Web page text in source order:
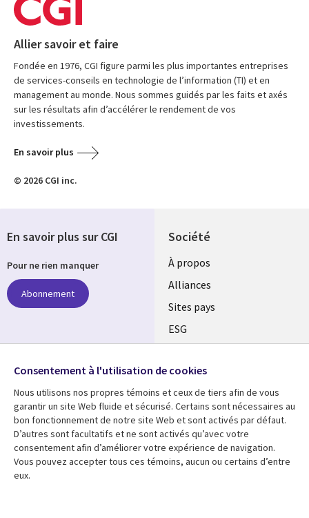
Allier savoir et faire
Fondée en 1976, CGI figure parmi les plus importantes entreprises
de services-conseils en technologie de l’information (TI) et en
management au monde. Nous sommes guidés par les faits et axés
sur les résultats afin d’accélérer le rendement de vos
investissements.
En savoir plus
© 2026 CGI inc.
Société
À propos
Alliances
Sites pays
ESG
Fusions
Salle de presse
Ressources
Articles
Support
En savoir plus sur CGI
Pour ne rien manquer
Abonnement
Suivez-nous
Social
Media
Global
FR
Consentement à l'utilisation de cookies
Nous utilisons nos propres témoins et ceux de tiers afin de vous
garantir un site Web fluide et sécurisé. Certains sont nécessaires au
bon fonctionnement de notre site Web et sont activés par défaut.
D’autres sont facultatifs et ne sont activés qu’avec votre
consentement afin d’améliorer votre expérience de navigation.
Vous pouvez accepter tous ces témoins, aucun ou certains d’entre
eux.